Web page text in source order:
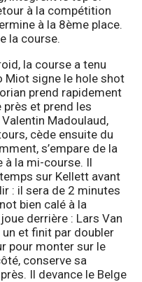
à la compétition
à la 8ème place.
la course.
la course a tenu
Miot signe le hole shot
prend rapidement
et prend les
Madoulaud,
cède ensuite du
s’empare de la
à la mi-course. Il
sur Kellett avant
: il sera de 2 minutes
bien calé à la
derrière : Lars Van
et finit par doubler
pour monter sur le
conserve sa
Il devance le Belge